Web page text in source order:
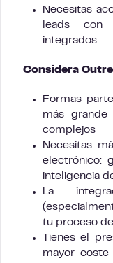
Necesitas
leads con
integrados
Considera
Formas
más
complejos
Necesitas
electrónico:
inteligencia
La
tu proceso
Tienes el
mayor